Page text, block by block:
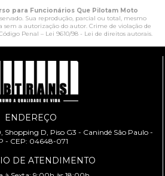
para Funcionários Que Pilotam Moto
Sua reprodução, parcial ou total, mesmo
sem a autorização do autor. Crime de violação de
Penal – Lei 9610/98 - Lei de direitos autorais.
ENDEREÇO
Shopping D, Piso G3 - Canindé São Paulo -
- CEP: 04648-071
DE ATENDIMENTO